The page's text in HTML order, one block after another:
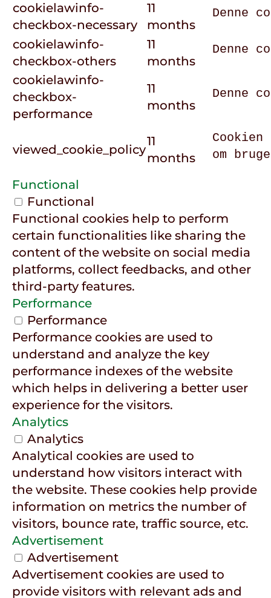
cookielawinfo-
checkbox-necessary
11
months
Denne
cookielawinfo-
checkbox-others
11
months
Denne
cookielawinfo-
checkbox-
performance
11
months
Denne
viewed_cookie_policy
11
months
om
Functional
Functional
Functional cookies help to perform
certain functionalities like sharing the
content of the website on social media
platforms, collect feedbacks, and other
third-party features.
Performance
Performance
Performance cookies are used to
understand and analyze the key
performance indexes of the website
which helps in delivering a better user
experience for the visitors.
Analytics
Analytics
Analytical cookies are used to
understand how visitors interact with
the website. These cookies help provide
information on metrics the number of
visitors, bounce rate, traffic source, etc.
Advertisement
Advertisement
Advertisement cookies are used to
provide visitors with relevant ads and